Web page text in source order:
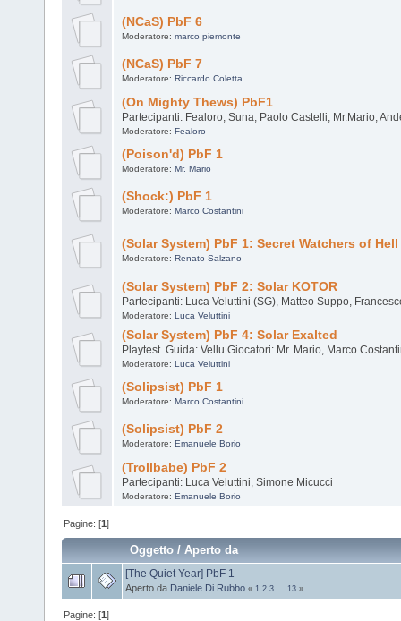
(NCaS) PbF 6
Moderatore: marco piemonte
(NCaS) PbF 7
Moderatore: Riccardo Coletta
(On Mighty Thews) PbF1
Partecipanti: Fealoro, Suna, Paolo Castelli, Mr.Mario,
Moderatore: Fealoro
(Poison'd) PbF 1
Moderatore: Mr. Mario
(Shock:) PbF 1
Moderatore: Marco Costantini
(Solar System) PbF 1: Secret Watchers of Hell
Moderatore: Renato Salzano
(Solar System) PbF 2: Solar KOTOR
Partecipanti: Luca Veluttini (SG), Matteo Suppo,
Moderatore: Luca Veluttini
(Solar System) PbF 4: Solar Exalted
Playtest. Guida: Vellu Giocatori: Mr. Mario, Marco
Moderatore: Luca Veluttini
(Solipsist) PbF 1
Moderatore: Marco Costantini
(Solipsist) PbF 2
Moderatore: Emanuele Borio
(Trollbabe) PbF 2
Partecipanti: Luca Veluttini, Simone Micucci
Moderatore: Emanuele Borio
Pagine: [1]
Oggetto /Aperto da
[The Quiet Year] PbF 1
Aperto da Daniele Di Rubbo « 1 2 3 ... 13 »
Pagine: [1]